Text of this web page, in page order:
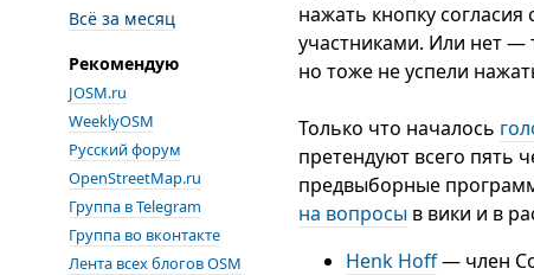
Всё за месяц
Рекомендую
JOSM.ru
WeeklyOSM
Русский форум
OpenStreetMap.ru
Группа в Telegram
Группа во вконтакте
Лента всех блогов OSM
нажать кнопку
участниками. Или нет —
но тоже не успели
Только что началось
претендуют всего пять
предвыборные
на вопросы в вики и в
Henk Hoff— член